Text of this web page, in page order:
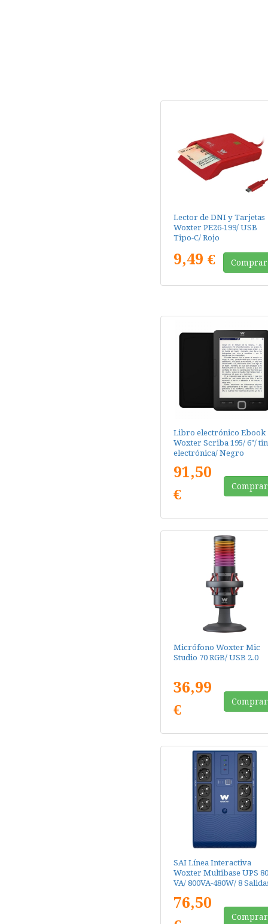
Lector de DNI y Tarjetas
Woxter PE26-199/ USB
Tipo-C/ Rojo
9,49 € Comprar
Libro electrónico Ebook
Woxter Scriba 195/ 6"/
electrónica/ Negro
91,50
€
Comprar
Micrófono Woxter Mic
Studio 70 RGB/ USB 2.0
36,99
€
Comprar
SAI Línea Interactiva
Woxter Multibase UPS
VA/ 800VA-480W/ 8
76,50
Comprar